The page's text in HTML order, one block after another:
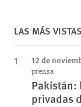
LAS MÁS VISTAS
12 de
prensa
Pakistán:
privadas